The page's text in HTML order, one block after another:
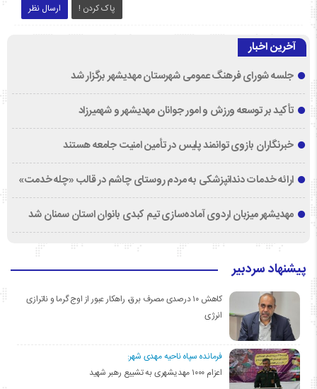
ارسال نظر پاک کردن !
آخرین اخبار
جلسه شورای فرهنگ عمومی شهرستان مهدیشهر برگزار شد
تأکید بر توسعه ورزش و امور جوانان مهدیشهر و شهمیرزاد
خبرنگاران بازوی توانمند پلیس در تأمین امنیت جامعه هستند
ارائه خدمات دندانپزشکی به مردم روستای چاشم در قالب «چله خدمت»
مهدیشهر میزبان اردوی آماده‌سازی تیم کبدی بانوان استان سمنان شد
پیشنهاد سردبیر
کاهش ۱۰ درصدی مصرف برق، راهکار عبور از اوج گرما و ناترازی
انرژی
فرمانده سپاه ناحیه مهدی شهر:
اعزام ۱۰۰۰ مهدیشهری به تشییع رهبر شهید